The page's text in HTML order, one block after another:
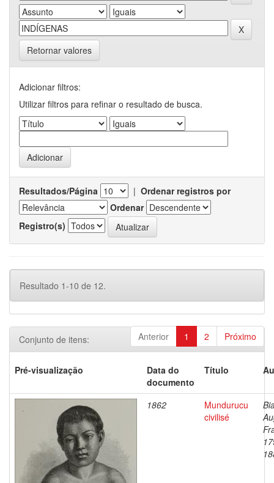
Retornar valores
Adicionar filtros:
Utilizar filtros para refinar o resultado de busca.
Resultados/Página | Ordenar registros por
Ordenar
Registro(s)
Resultado 1-10 de 12.
Anterior 1 2 Próximo
Conjunto de itens:
Pré-visualização
Data do
documento
Título
1862
Mundurucu
civilisé